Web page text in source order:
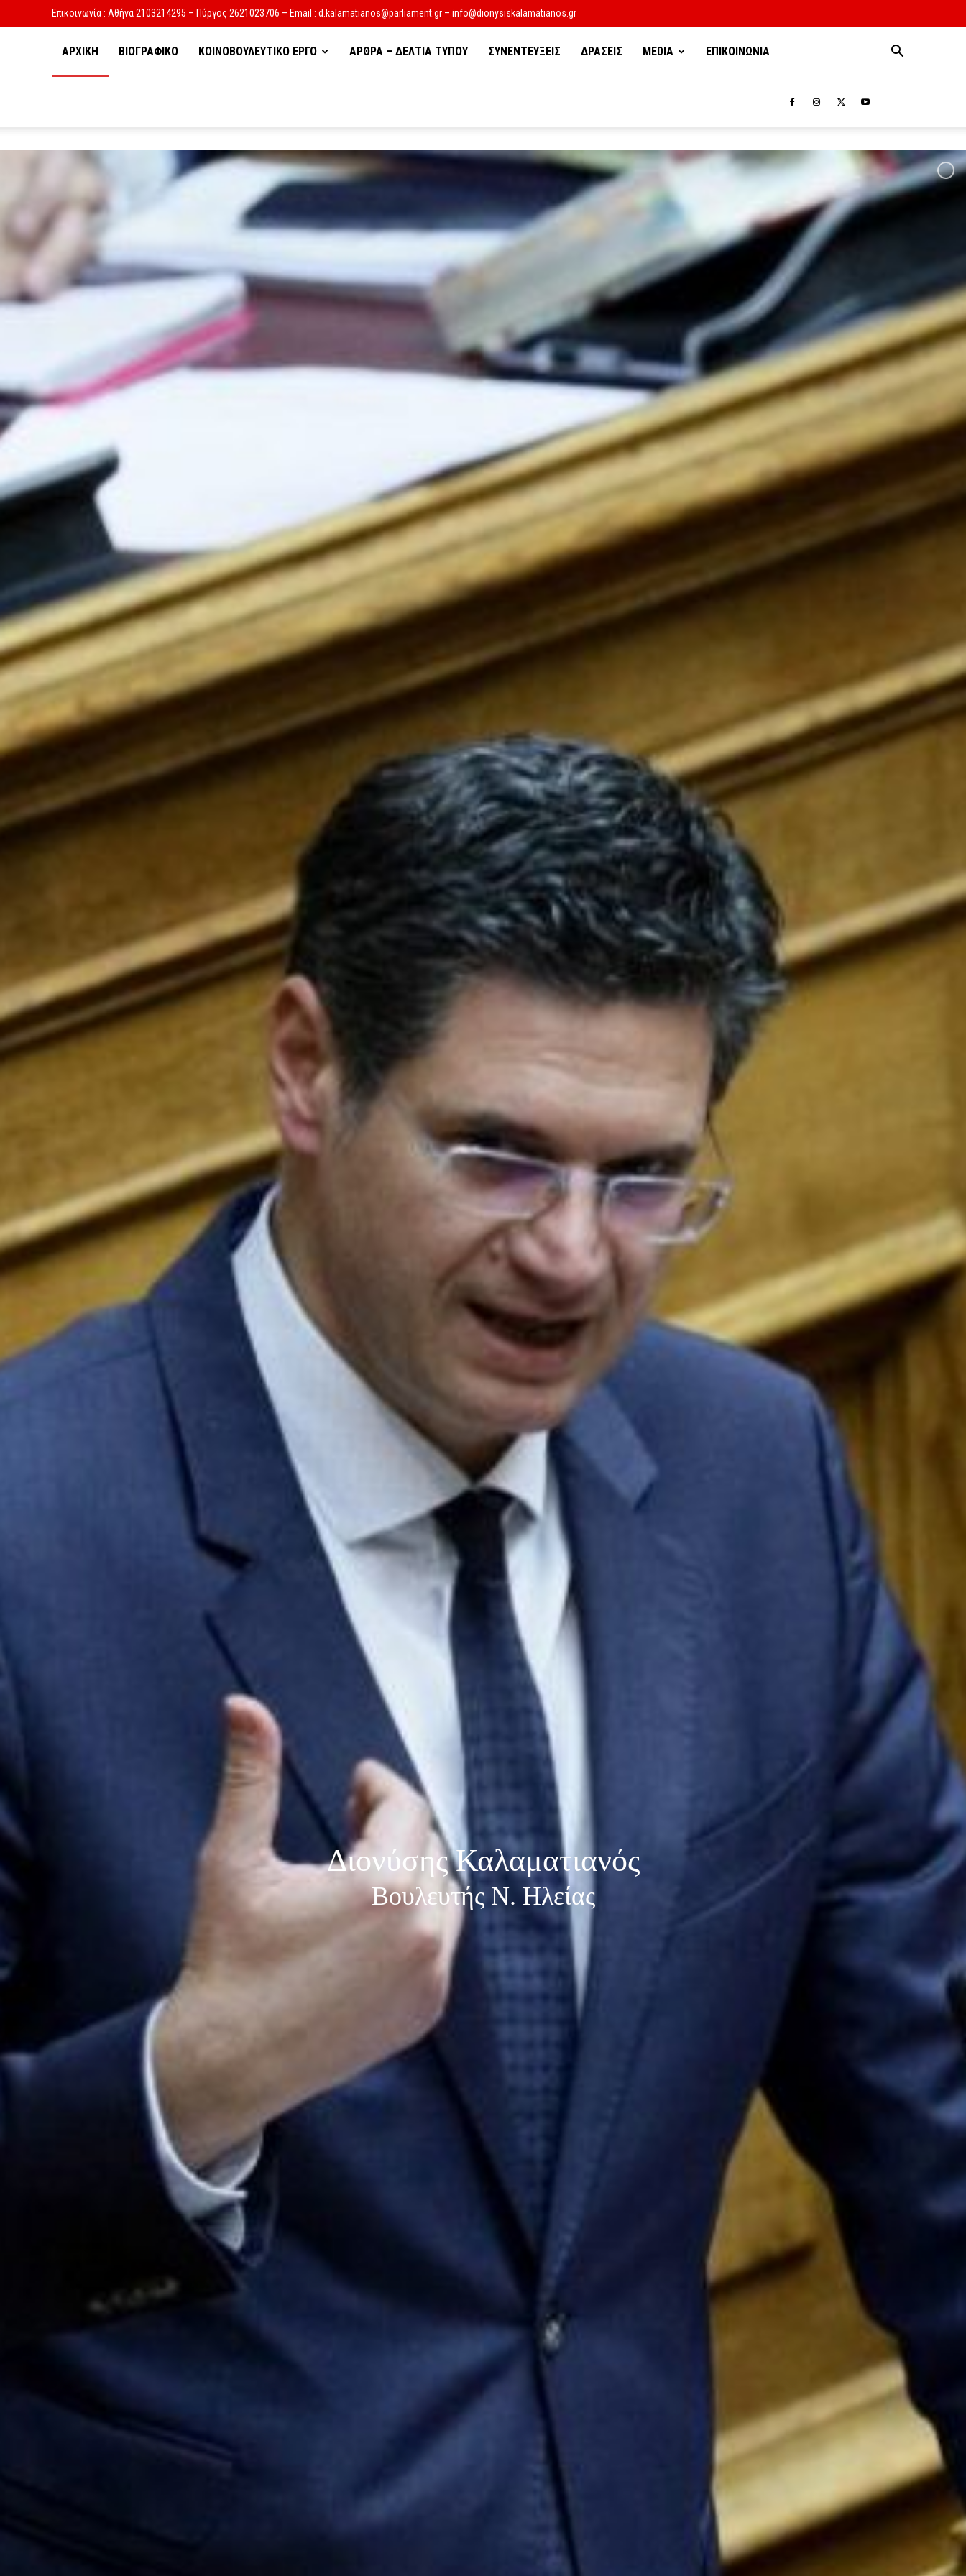
Επικοινωνία : Αθήνα 2103214295 – Πύργος 2621023706 – Email : d.kalamatianos@parliament.gr – info@dionysiskalamatianos.gr
ΑΡΧΙΚΗ ΒΙΟΓΡΑΦΙΚΟ ΚΟΙΝΟΒΟΥΛΕΥΤΙΚΟ ΕΡΓΟ ΑΡΘΡΑ – ΔΕΛΤΙΑ ΤΥΠΟΥ ΣΥΝΕΝΤΕΥΞΕΙΣ ΔΡΑΣΕΙΣ MEDIA ΕΠΙΚΟΙΝΩΝΙΑ
Διονύσης Καλαματιανός
Βουλευτής Ν. Ηλείας